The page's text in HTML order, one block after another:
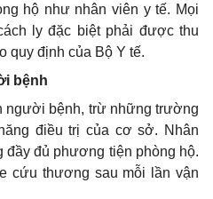
hộ như nhân viên y tế. Mọi
ly đặc biệt phải được thu
quy định của Bộ Y tế.
i bệnh
người bệnh, trừ những trường
điều trị của cơ sở. Nhân
đầy đủ phương tiện phòng hộ.
cứu thương sau mỗi lần vận